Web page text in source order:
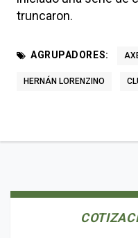
truncaron.
AGRUPADORES:
HERNÁN LORENZINO